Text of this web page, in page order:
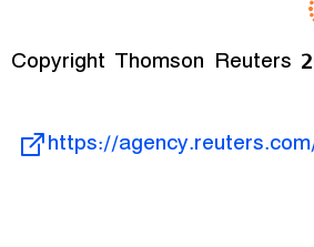
(c) Copyright Thomson Reuters
https://